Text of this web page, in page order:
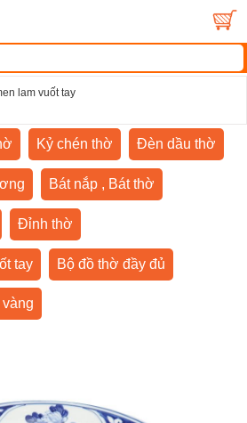
lam vuốt tay
Kỷ chén thờ Đèn dầu thờ
Bát nắp , Bát thờ
Đỉnh thờ
tay Bộ đồ thờ đầy đủ